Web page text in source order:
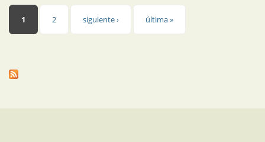
Páginas
1 2 siguiente › última »